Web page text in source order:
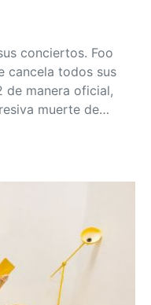
conciertos. Foo
cancela todos sus
manera oficial,
muerte de…